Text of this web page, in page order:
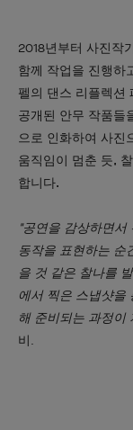
2018년부터 사진작
함께 작업을 진행하
펠의 댄스 리플렉션
공개된 안무 작품들
으로 인화하여 사진
움직임이 멈춘 듯,
합니다.
"공연을 감상하면
동작을 표현하는 순
을 것 같은 찰나를
에서 찍은 스냅샷을
해 준비되는 과정이
비.